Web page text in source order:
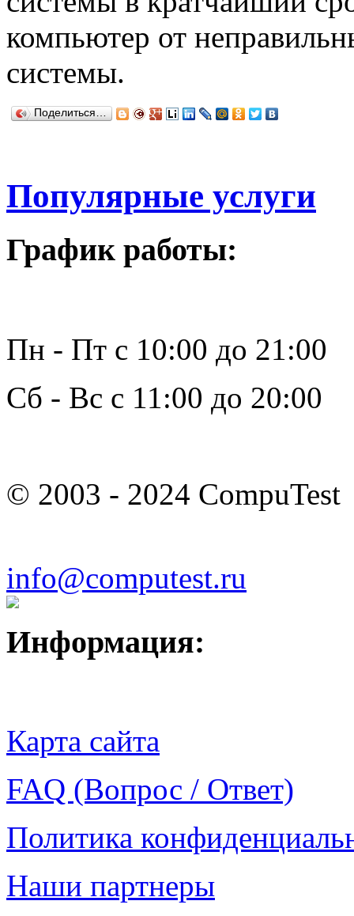
компьютер от
системы.
Поделиться…
Популярные услуги
График работы:
Пн - Пт с 10:00 до 21:00
Сб - Вс с 11:00 до 20:00
© 2003 - 2024 CompuTest
info@computest.ru
Информация:
Карта сайта
FAQ (Вопрос / Ответ)
Политика
Наши партнеры